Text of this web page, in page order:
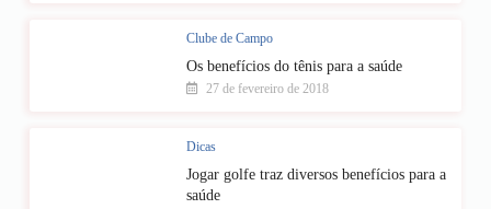
Clube de Campo
Os benefícios do tênis para a saúde
27 de fevereiro de 2018
Dicas
Jogar golfe traz diversos benefícios para a
saúde